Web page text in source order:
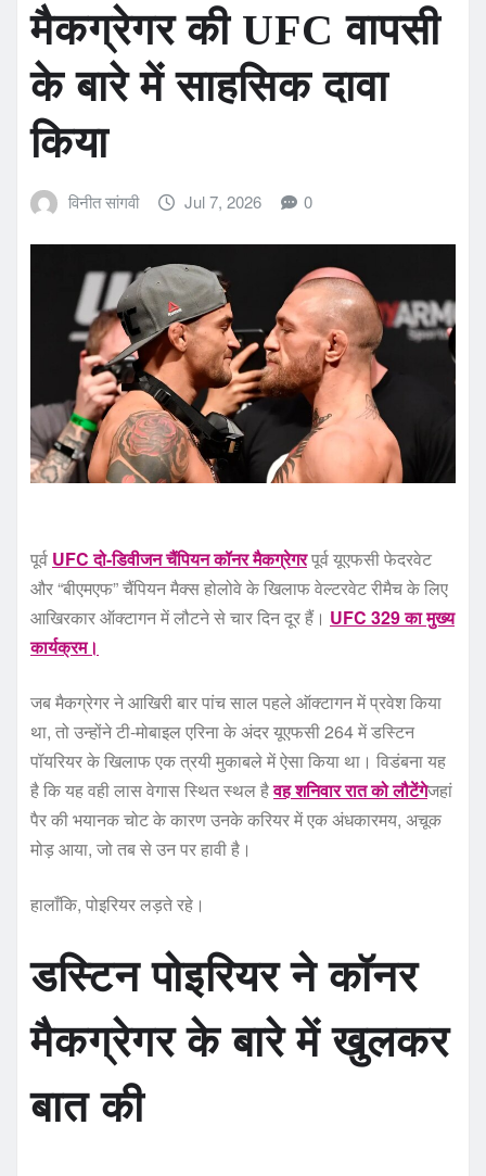
मैकग्रेगर की UFC वापसी
के बारे में साहसिक दावा
किया
विनीत सांगवी Jul 7, 2026 0
पूर्व UFC दो-डिवीजन चैंपियन कॉनर मैकग्रेगरपूर्व यूएफसी फेदरवेट
और “बीएमएफ” चैंपियन मैक्स होलोवे के खिलाफ वेल्टरवेट रीमैच के लिए
आखिरकार ऑक्टागन में लौटने से चार दिन दूर हैं। UFC 329 का मुख्य
कार्यक्रम।
जब मैकग्रेगर ने आखिरी बार पांच साल पहले ऑक्टागन में प्रवेश किया
था, तो उन्होंने टी-मोबाइल एरिना के अंदर यूएफसी 264 में डस्टिन
पॉयरियर के खिलाफ एक त्रयी मुकाबले में ऐसा किया था। विडंबना यह
है कि यह वही लास वेगास स्थित स्थल हैवह शनिवार रात को लौटेंगेजहां
पैर की भयानक चोट के कारण उनके करियर में एक अंधकारमय, अचूक
मोड़ आया, जो तब से उन पर हावी है।
हालाँकि, पोइरियर लड़ते रहे।
डस्टिन पोइरियर ने कॉनर
मैकग्रेगर के बारे में खुलकर
बात की